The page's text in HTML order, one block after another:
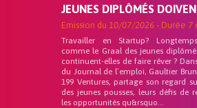
JEUNES DIPLÔMÉS
Emission du 10/07/2026 - Durée 7
Travailler en Startup?
comme le Graal des jeunes
continuent-elles de faire rêver ?
du Journal de l’emploi, Gaultier
199 Ventures, partage son regard
des jeunes pousses, leurs défis de
les opportunités qu&rsquo...